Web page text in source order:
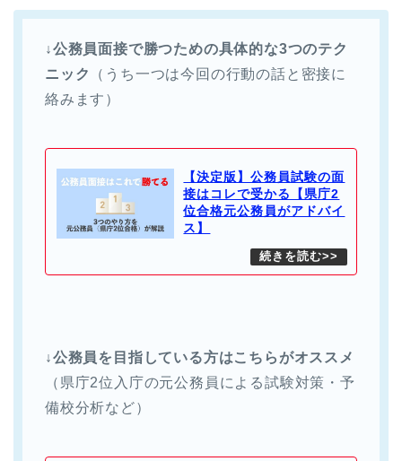
↓公務員面接で勝つための具体的な3つのテク
ニック
（うち一つは今回の行動の話と密接に
絡みます）
【決定版】公務員試験の面
接はコレで受かる【県庁2
位合格元公務員がアドバイ
ス】
↓公務員を目指している方はこちらがオススメ
（県庁2位入庁の元公務員による試験対策・予
備校分析など）